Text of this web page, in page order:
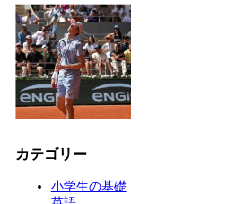
カテゴリー
小学生の基礎